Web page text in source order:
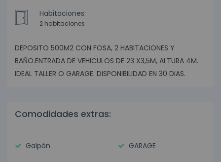
Habitaciones:
2 habitaciones
DEPOSITO 500M2 CON FOSA, 2 HABITACIONES Y
BAÑO.ENTRADA DE VEHICULOS DE 23 X3,5M, ALTURA 4M.
IDEAL TALLER O GARAGE. DISPONIBILIDAD EN 30 DIAS.
Comodidades extras:
Galpón GARAGE